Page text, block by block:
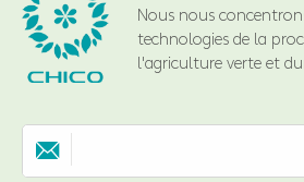
Nous nous
technologies de la
l'agriculture verte et
